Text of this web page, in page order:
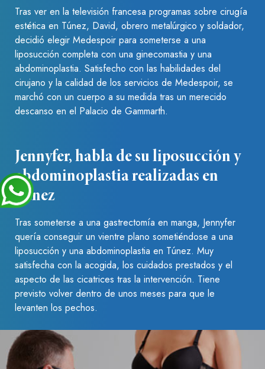
Tras ver en la televisión francesa programas sobre cirugía
estética en Túnez, David, obrero metalúrgico y soldador,
decidió elegir Medespoir para someterse a una
liposucción completa con una ginecomastia y una
abdominoplastia. Satisfecho con las habilidades del
cirujano y la calidad de los servicios de Medespoir, se
marchó con un cuerpo a su medida tras un merecido
descanso en el Palacio de Gammarth.
Jennyfer, habla de su liposucción y
abdominoplastia realizadas en
Túnez
Tras someterse a una gastrectomía en manga, Jennyfer
quería conseguir un vientre plano sometiéndose a una
liposucción y una abdominoplastia en Túnez. Muy
satisfecha con la acogida, los cuidados prestados y el
aspecto de las cicatrices tras la intervención. Tiene
previsto volver dentro de unos meses para que le
levanten los pechos.